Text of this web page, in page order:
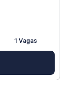
1 Vagas